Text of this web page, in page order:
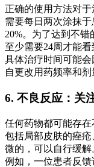
正确的使用方法对
需要每日两次涂抹
20%。为了达到不
至少需要24周才能
具体治疗时间可能
自更改用药频率和剂
6. 不良反应：关
任何药物都可能存
包括局部皮肤的痤
微的，可以自行缓解
例如，一位患者反